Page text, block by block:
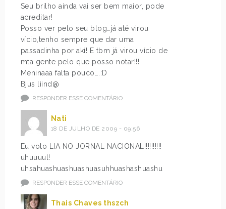
Seu brilho ainda vai ser bem maior, pode
acreditar!
Posso ver pelo seu blog…já até virou
vício,tenho sempre que dar uma
passadinha por akí! E tbm já virou vício de
mta gente pelo que posso notar!!!
Meninaaa falta pouco….:D
Bjus liind@
RESPONDER ESSE COMENTÁRIO
Nati
18 DE JULHO DE 2009 - 09:56
Eu voto LIA NO JORNAL NACIONAL!!!!!!!!!!
uhuuuul!
uhsahuashuashuashuasuhhuashashuashu
RESPONDER ESSE COMENTÁRIO
Thais Chaves thszch